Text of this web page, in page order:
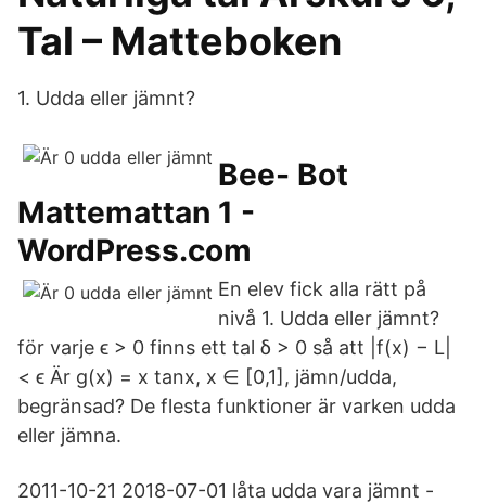
Tal – Matteboken
1. Udda eller jämnt?
Bee- Bot
Mattemattan 1 -
WordPress.com
En elev fick alla rätt på
nivå 1. Udda eller jämnt?
för varje ϵ > 0 finns ett tal δ > 0 så att |f(x) − L|
< ϵ Är g(x) = x tanx, x ∈ [0,1], jämn/udda,
begränsad? De flesta funktioner är varken udda
eller jämna.
2011-10-21 2018-07-01 låta udda vara jämnt -